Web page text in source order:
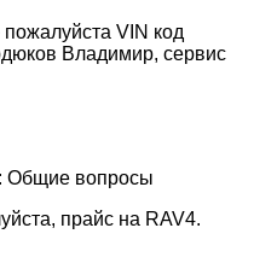
VIN код
Владимир, сервис
Общие вопросы
прайс на RAV4.